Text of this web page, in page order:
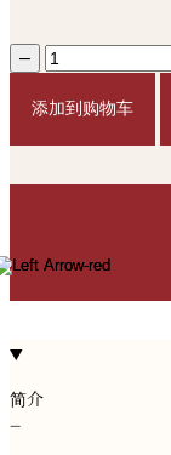
–
添加到购物车
简介
−